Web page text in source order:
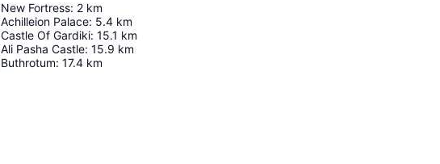
New Fortress: 2 km
Achilleion Palace: 5.4 km
Castle Of Gardiki: 15.1 km
Ali Pasha Castle: 15.9 km
Buthrotum: 17.4 km